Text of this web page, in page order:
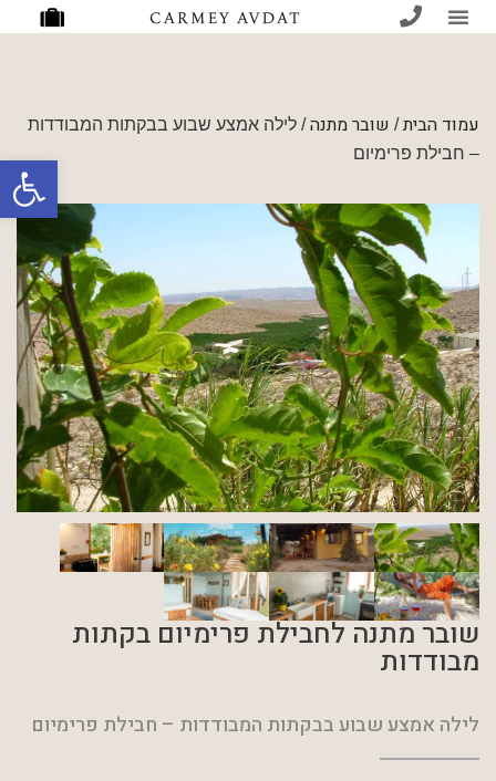
פתח
עמוד הבית/ שובר מתנה/ לילה אמצע שבוע בבקתות המבודדות
– חבילת פרימיום
שובר מתנה לחבילת פרימיום בקתות
מבודדות
לילה אמצע שבוע בבקתות המבודדות – חבילת פרימיום